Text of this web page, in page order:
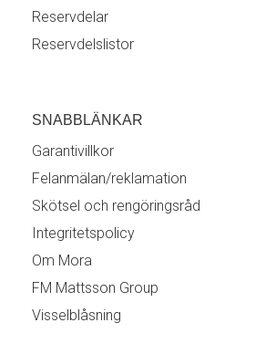
Reservdelar
Reservdelslistor
SNABBLÄNKAR
Garantivillkor
Felanmälan/reklamation
Skötsel och rengöringsråd
Integritetspolicy
Om Mora
FM Mattsson Group
Visselblåsning